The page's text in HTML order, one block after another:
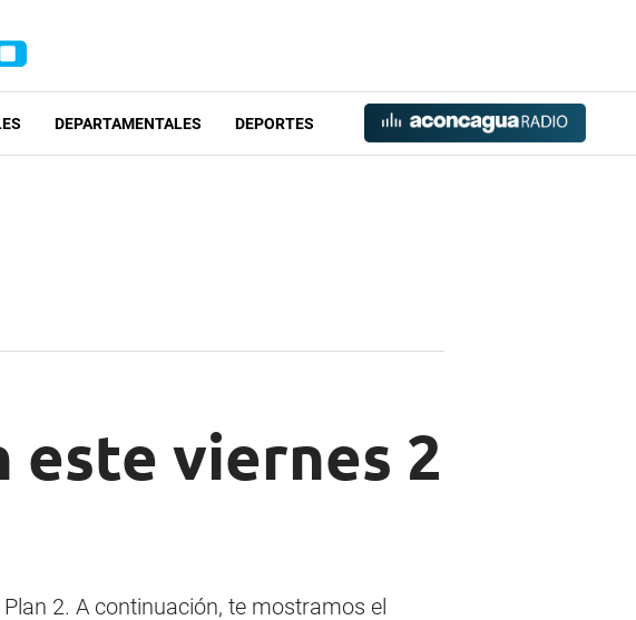
DEPARTAMENTALES DEPORTES
este viernes 2
2. A continuación, te mostramos el